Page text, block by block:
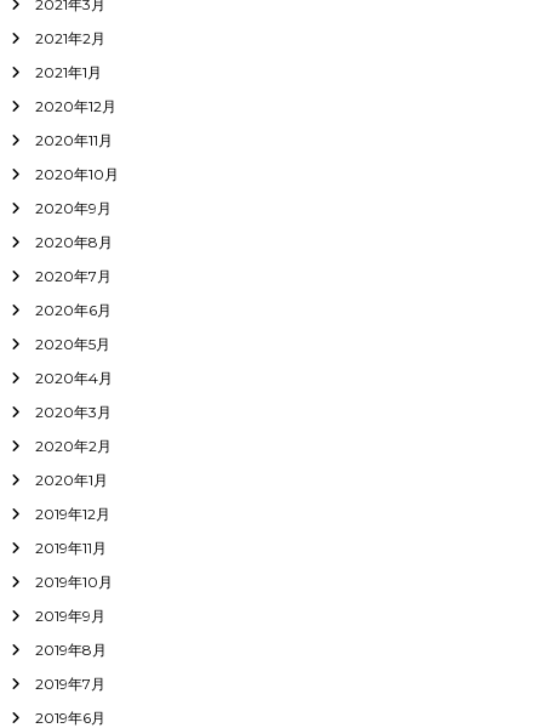
2021年3月
2021年2月
2021年1月
2020年12月
2020年11月
2020年10月
2020年9月
2020年8月
2020年7月
2020年6月
2020年5月
2020年4月
2020年3月
2020年2月
2020年1月
2019年12月
2019年11月
2019年10月
2019年9月
2019年8月
2019年7月
2019年6月